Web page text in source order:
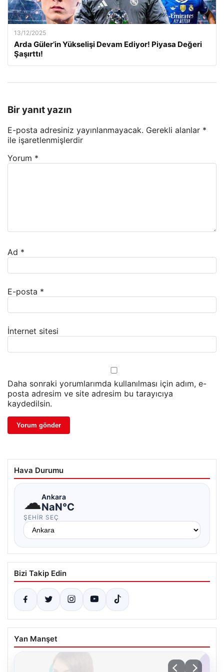
13/12/2025
Arda Güler’in Yükselişi Devam Ediyor! Piyasa Değeri
Şaşırttı!
Bir yanıt yazın
E-posta adresiniz yayınlanmayacak. Gerekli alanlar *
ile işaretlenmişlerdir
Yorum *
Ad *
E-posta *
İnternet sitesi
Daha sonraki yorumlarımda kullanılması için adım, e-
posta adresim ve site adresim bu tarayıcıya
kaydedilsin.
Hava Durumu
☁Ankara
NaN°C
ŞEHIR SEÇ
Bizi Takip Edin
Yan Manşet